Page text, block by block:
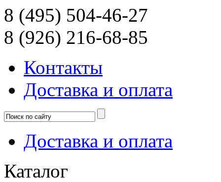
8 (495) 504-46-27
8 (926) 216-68-85
Контакты
Доcтавка и оплата
Доcтавка и оплата
Каталог